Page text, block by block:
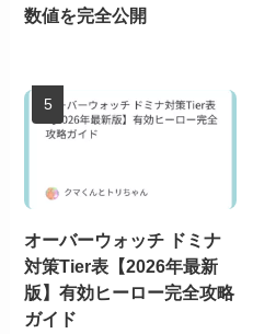
数値を完全公開
オーバーウォッチ ドミナ
対策Tier表【2026年最新
版】有効ヒーロー完全攻略
ガイド